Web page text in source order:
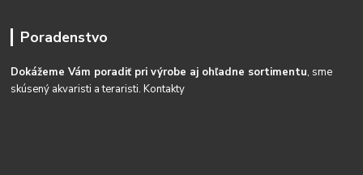
Poradenstvo
Dokážeme Vám poradiť pri výrobe aj ohľadne sortimentu, sme
skúsený akvaristi a teraristi.Kontakty